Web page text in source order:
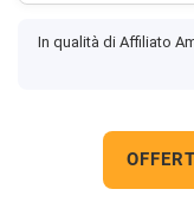
In qualità di Affiliato